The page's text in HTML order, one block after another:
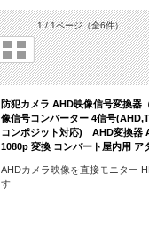
1 / 1ページ（全6件）
防犯カメラ AHD映像信号変換器
像信号コンバーター 4信号
コンポジット対応) AHD変換器
1080p 変換 コンバート屋内用 ア
AHDカメラ映像を直接モニター
す